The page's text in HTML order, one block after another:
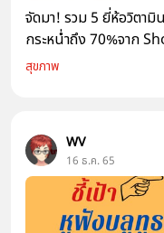
จัดมา! รวม 5 ยี่ห้อวิตา
กระหน่ำถึง 70%จาก
สุขภาพ
WV
16 ธ.ค. 65